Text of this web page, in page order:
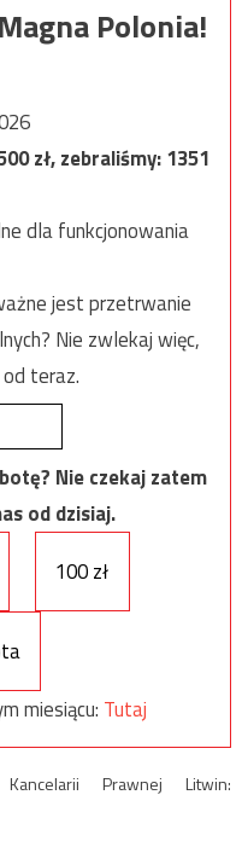
Polonia!
zł, zebraliśmy:1351
dla funkcjonowania
jest przetrwanie
Nie zwlekaj więc,
teraz.
Nie czekaj zatem
od dzisiaj.
100 zł
miesiącu: Tutaj
Prawnej Litwin: